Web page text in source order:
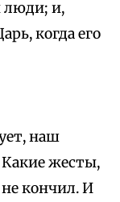
люди; и,
когда его
наш
жесты,
не кончил. И